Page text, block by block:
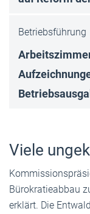
Betriebsführung
Viele
Bürokratieabbau
erklärt. Die